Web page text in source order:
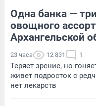
Одна банка —
овощного
Архангельской
23 часа 12 831 1
Теряет зрение, но
живет подросток с
нет лекарств